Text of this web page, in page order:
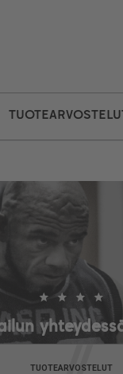
TUOTEARVOSTELUT